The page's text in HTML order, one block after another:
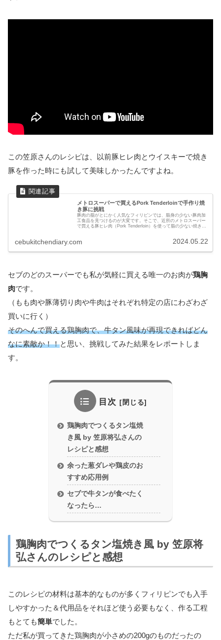
この笠原さんのレシピは、以前豚ヒレ肉とウイスキーで焼き
豚を作った時にも試して美味しかったんですよね。
メトロスーパーで買えるPork Tenderloinで手作り焼
き豚に挑戦
豚肉の脂がとにかく人気なフィリピンでは、脂身の少ない豚肉加
工食品を見つけるのが大変です。そこで、近所のメトロスーパー
で買える豚ヒレ肉（Pork Tenderloin）を使って脂の少ない焼き豚
cebukitchendiary.com 2024.05.22
セブのどのスーパーでも私が気軽に買える唯一のお肉が鶏胸
肉です。
（もも肉や豚薄切り肉や牛肉はそれぞれ特定の店にわざわざ
買いに行く）
そのへんで買える鶏胸肉で、牛タン風味が再現できればどん
なに素敵か！！と思い、挑戦してみた結果をレポートしま
す。
目次
鶏胸肉でつくるタン塩焼
き風 by 笠原将弘さんの
レシピと感想
余った葱ダレや鶏皮のお
すすめ応用例
セブで牛タンが食べたく
なったら…
鶏胸肉でつくるタン塩焼き風 by 笠原将
弘さんのレシピと感想
このレシピの材料は基本的なものが多くフィリピンでも入手
しやすかった＆代用品をそれほど使う必要もなく、作る工程
もとても簡単でした。
ただ私が買ってきた鶏胸肉が小さめの200gのものだったの